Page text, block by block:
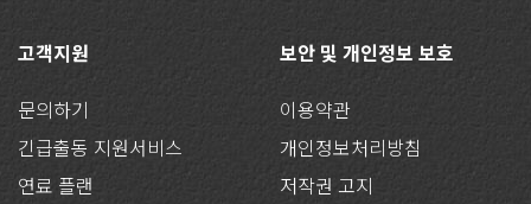
고객지원
문의하기
긴급출동 지원서비스
연료 플랜
보안 및 개인정보 보호
이용약관
개인정보처리방침
저작권 고지